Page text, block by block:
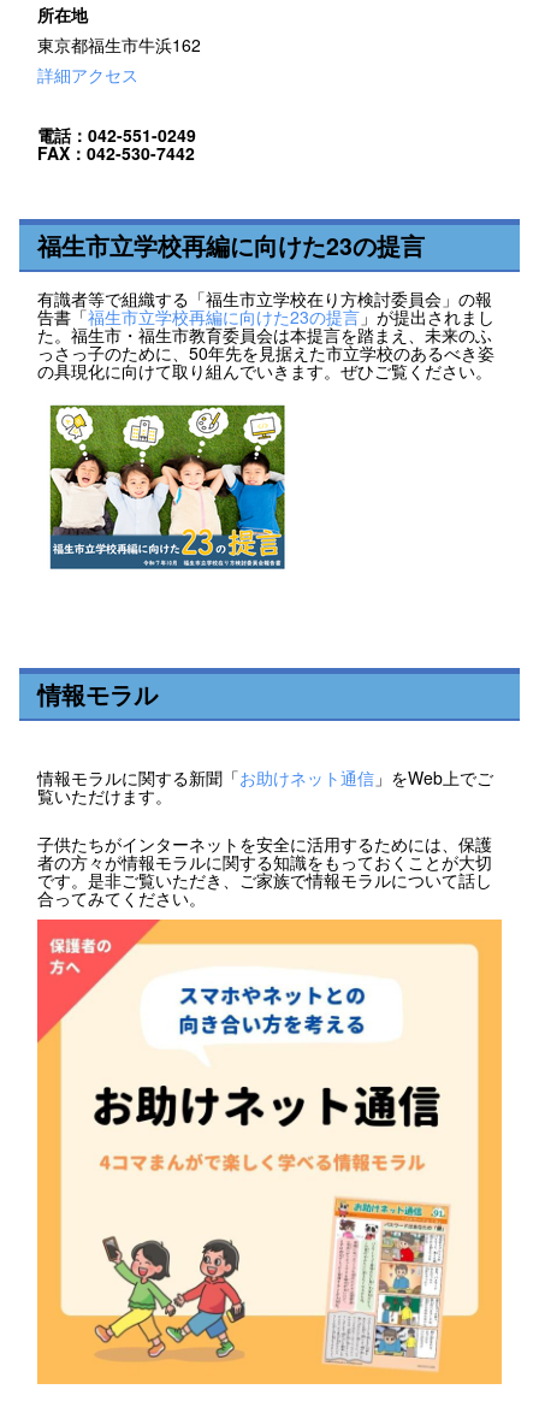
所在地
東京都福生市牛浜162
詳細アクセス
電話：042-551-0249
FAX：042-530-7442
福生市立学校再編に向けた23の提言
有識者等で組織する「福生市立学校在り方検討委員会」の報
告書「福生市立学校再編に向けた23の提言」が提出されまし
た。福生市・福生市教育委員会は本提言を踏まえ、未来のふ
っさっ子のために、50年先を見据えた市立学校のあるべき姿
の具現化に向けて取り組んでいきます。ぜひご覧ください。
情報モラル
情報モラルに関する新聞「お助けネット通信 」をWeb上でご
覧いただけます。
子供たちがインターネットを安全に活用するためには、保護
者の方々が情報モラルに関する知識をもっておくことが大切
です。是非ご覧いただき、ご家族で情報モラルについて話し
合ってみてください。